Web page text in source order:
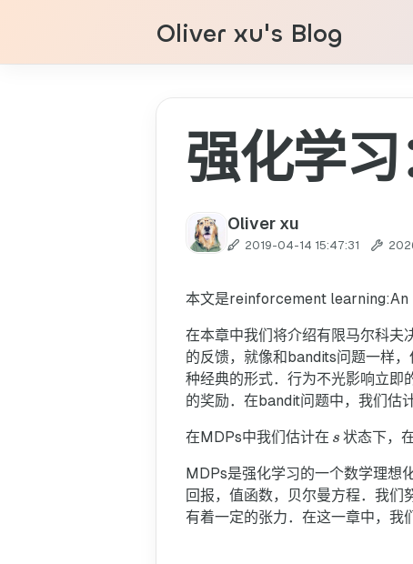
Oliver xu's Blog
强化学
Oliver xu
2019-04-14 15:47:31
本文是reinforcement learning:An
在本章中我们将介绍有限马尔科
的反馈，就像和bandits问题一样
种经典的形式．行为不光影响立即
的奖励．在bandit问题中，我们估
在MDPs中我们估计在 状态下，
MDPs是强化学习的一个数学理想
回报，值函数，贝尔曼方程．我
有着一定的张力．在这一章中，我